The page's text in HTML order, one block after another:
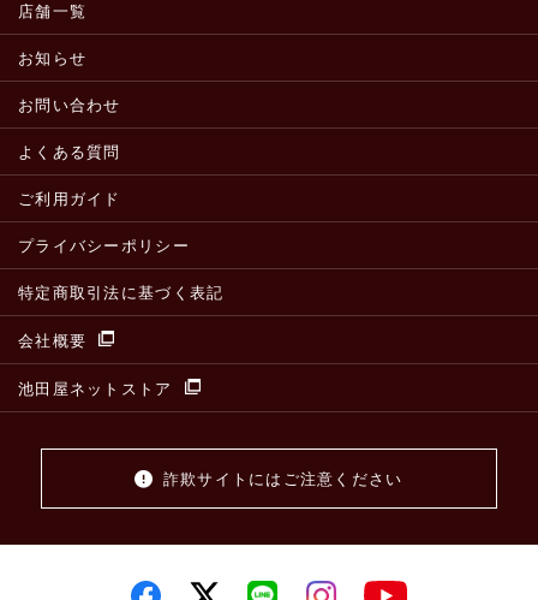
店舗一覧
お知らせ
お問い合わせ
よくある質問
ご利用ガイド
プライバシーポリシー
特定商取引法に基づく表記
会社概要
池田屋ネットストア
詐欺サイトにはご注意ください